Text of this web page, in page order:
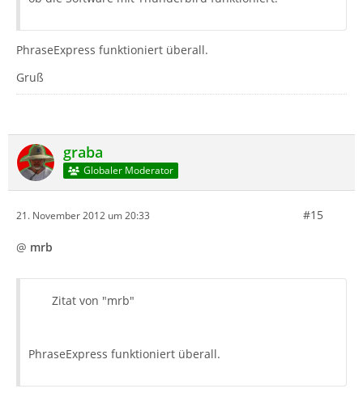
PhraseExpress funktioniert überall.
Gruß
graba
Globaler Moderator
21. November 2012 um 20:33 #15
@ mrb
Zitat von "mrb"
PhraseExpress funktioniert überall.